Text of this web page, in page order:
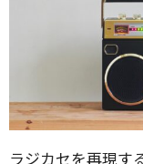
ラジカセを再現